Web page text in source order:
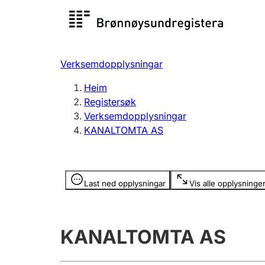
Registersøk
Registrere, endre, slette
Verksemdopplysningar
Heim
Registersøk
Verksemdopplysningar
KANALTOMTA AS
Last ned opplysningar Vis alle opplysninger
Opplysninger er skjult
KANALTOMTA AS